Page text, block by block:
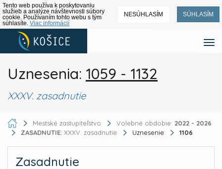
Tento web používa k poskytovaniu
služieb a analýze návštevnosti súbory
cookie. Používaním tohto webu s tým
súhlasíte. Viac informácií
NESÚHLASÍM SÚHLASÍM
Uznesenia: 1059 - 1132
XXXV. zasadnutie
Mestské zastupiteľstvo Volebné obdobie: 2022 - 2026
ZASADNUTIE: XXXV. zasadnutie Uznesenie 1106
Zasadnutie